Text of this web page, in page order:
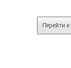
Перейти